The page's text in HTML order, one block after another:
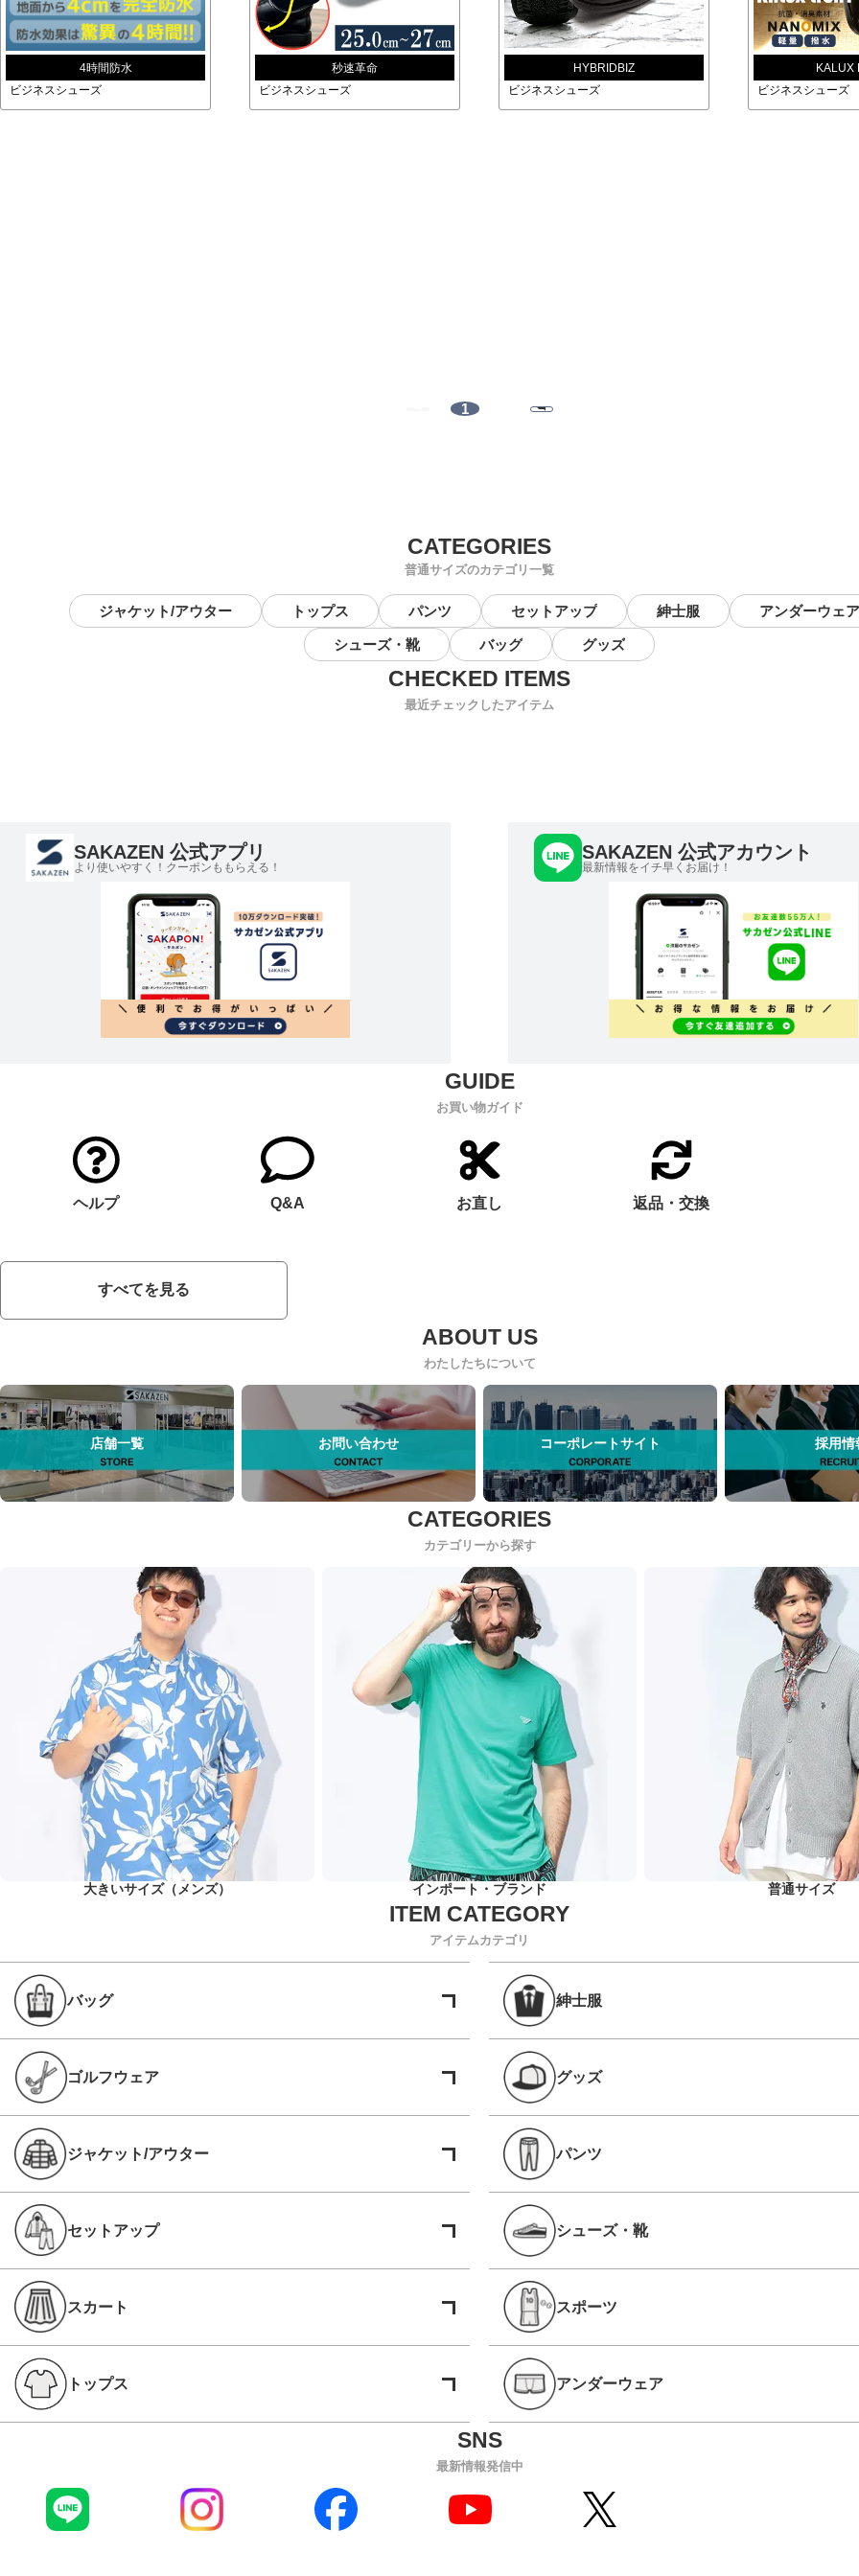
4時間防水
ビジネスシューズ
秒速革命
ビジネスシューズ
HYBRIDBIZ
ビジネスシューズ
KALUX
ビジネスシューズ
1
普通サイズのカテゴリ一覧
ジャケット/アウター トップス パンツ セットアップ 紳士服 アンダーウェア
シューズ・靴 バッグ グッズ
最近チェックしたアイテム
SAKAZEN 公式アプリ
より使いやすく！クーポンももらえる！
SAKAZEN 公式アカウント
最新情報をイチ早くお届け！
お買い物ガイド
ヘルプ Q&A お直し 返品・交換
すべてを見る
わたしたちについて
店舗一覧 お問い合わせ コーポレートサイト 採用情
カテゴリーから探す
大きいサイズ（メンズ） インポート・ブランド 普通サイズ
アイテムカテゴリ
バッグ 紳士服
ゴルフウェア グッズ
ジャケット/アウター パンツ
セットアップ シューズ・靴
スカート スポーツ
トップス アンダーウェア
最新情報発信中